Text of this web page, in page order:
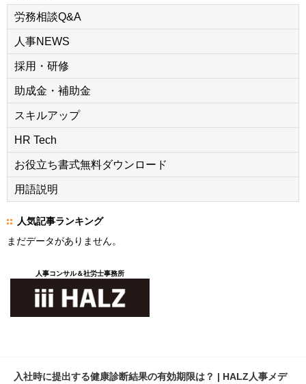
労務相談Q&A
人事NEWS
採用・研修
助成金・補助金
スキルアップ
HR Tech
お役立ち書式無料ダウンロード
用語説明
人気記事ランキング
まだデータがありません。
人事コンサル＆社労士事務所
入社時に提出する健康診断結果の有効期限は？ | HALZ人事メデ